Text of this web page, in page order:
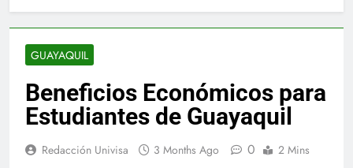
GUAYAQUIL
Beneficios Económicos para
Estudiantes de Guayaquil
Redacción Univisa 3 Months Ago 0 2 Mins